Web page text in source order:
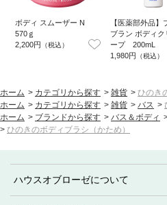
ボディ スムーザー N
570ｇ
2,200円 （税込）
【医薬部外品】
ブラン ボディク
ープ 200mL
1,980円
（税込）
ホーム > カテゴリから探す > 雑貨 > ひのき
ホーム > カテゴリから探す > 雑貨 > バス >
ホーム > ブランドから探す > バス＆ボディ
> ひのきのボディブラシ（かため）
ハウスオブローゼについて